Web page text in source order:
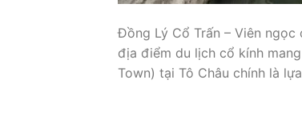
Đồng Lý Cổ Trấn – Viên ngọc
địa điểm du lịch cổ kính
Town) tại Tô Châu chính là